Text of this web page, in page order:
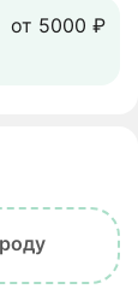
от 5000 ₽